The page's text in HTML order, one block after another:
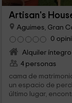
Artisan's
Aguimes, Gran
0
Alquiler íntegro
4 personas
cama de
un espacio de
último lugar,